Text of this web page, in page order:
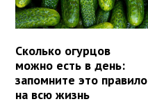
Сколько огурцов
можно есть в день:
запомните это правило
на всю жизнь